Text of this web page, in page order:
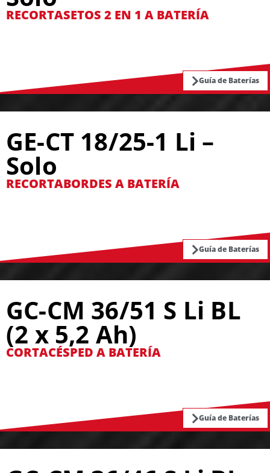
RECORTASETOS 2 EN 1 A BATERÍA
Guía de Baterías
GE-CT 18/25-1 Li –
Solo
RECORTABORDES A BATERÍA
Guía de Baterías
GC-CM 36/51 S Li BL
(2 x 5,2 Ah)
CORTACÉSPED A BATERÍA
Guía de Baterías